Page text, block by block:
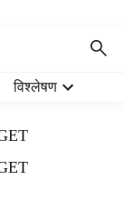
विश्लेषण